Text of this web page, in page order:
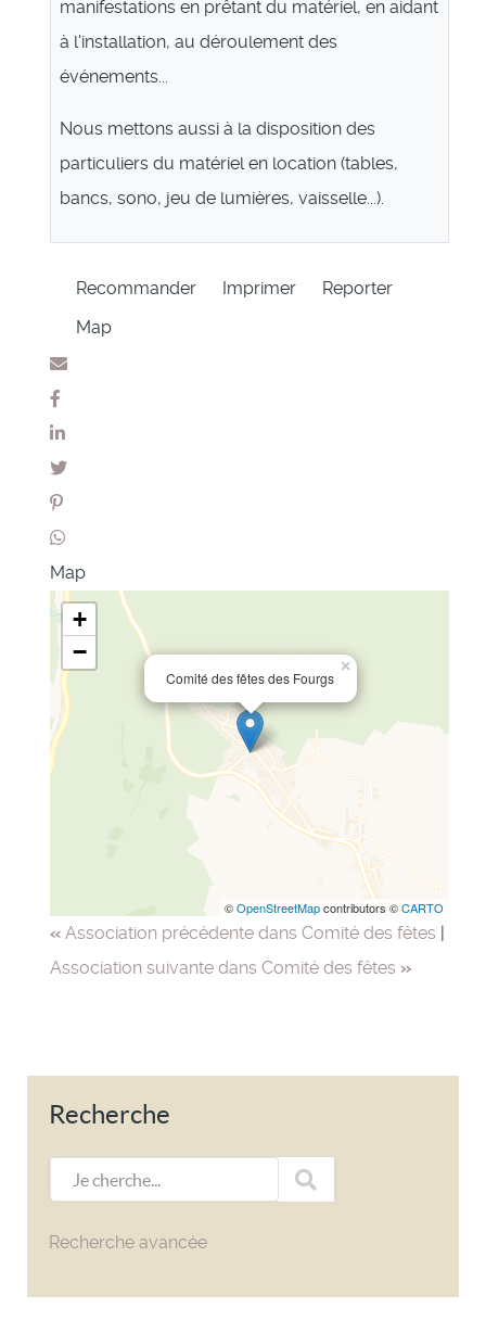
manifestations en prêtant du matériel, en aidant
à l'installation, au déroulement des
événements...
Nous mettons aussi à la disposition des
particuliers du matériel en location (tables,
bancs, sono, jeu de lumières, vaisselle...).
Recommander Imprimer
Reporter
Map
Map
Comité des fêtes des Fourgs
×
+
−
©OpenStreetMapcontributors ©CARTO
« Association précédente dans Comité des fêtes |
Association suivante dans Comité des fêtes »
Recherche
Je cherche...
Recherche avancée